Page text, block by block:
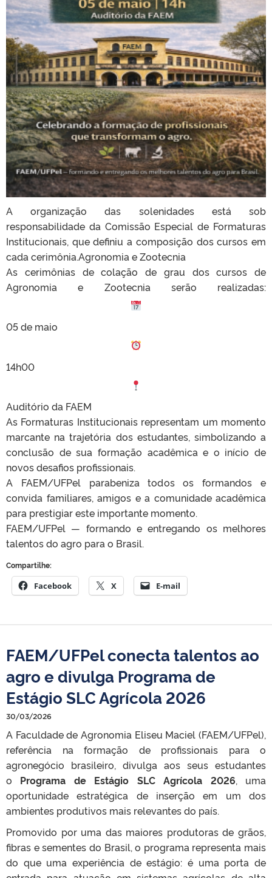
A organização das solenidades está sob
responsabilidade da Comissão Especial de Formaturas
Institucionais, que definiu a composição dos cursos em
cada cerimônia.Agronomia e Zootecnia
As cerimônias de colação de grau dos cursos de
Agronomia e Zootecnia serão realizadas:
05 de maio
14h00
Auditório da FAEM
As Formaturas Institucionais representam um momento
marcante na trajetória dos estudantes, simbolizando a
conclusão de sua formação acadêmica e o início de
novos desafios profissionais.
A FAEM/UFPel parabeniza todos os formandos e
convida familiares, amigos e a comunidade acadêmica
para prestigiar este importante momento.
FAEM/UFPel — formando e entregando os melhores
talentos do agro para o Brasil.
Compartilhe:
Facebook X E-mail
FAEM/UFPel conecta talentos ao
agro e divulga Programa de
Estágio SLC Agrícola 2026
30/03/2026
A Faculdade de Agronomia Eliseu Maciel (FAEM/UFPel),
referência na formação de profissionais para o
agronegócio brasileiro, divulga aos seus estudantes
o Programa de Estágio SLC Agrícola 2026, uma
oportunidade estratégica de inserção em um dos
ambientes produtivos mais relevantes do país.
Promovido por uma das maiores produtoras de grãos,
fibras e sementes do Brasil, o programa representa mais
do que uma experiência de estágio: é uma porta de